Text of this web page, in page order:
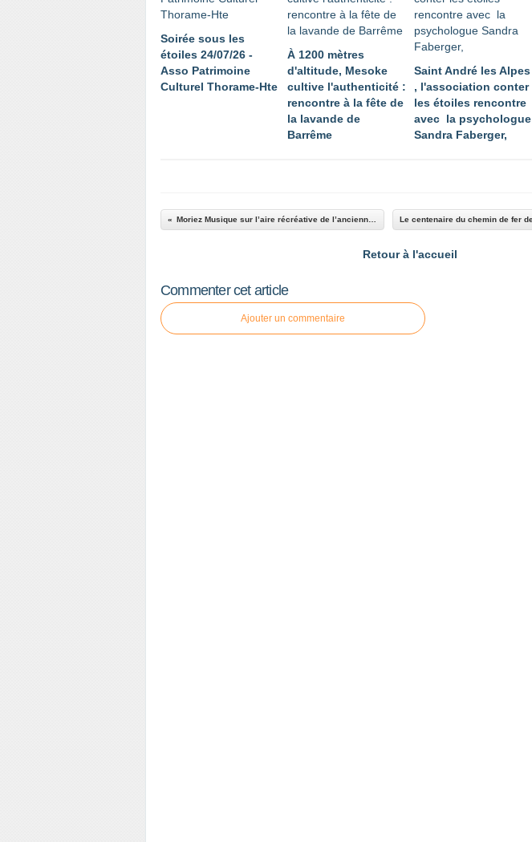
Soirée sous les
étoiles 24/07/26 -
Asso Patrimoine
Culturel Thorame-Hte
À 1200 mètres
d'altitude, Mesoke
cultive l'authenticité :
rencontre à la fête de
la lavande de
Barrême
Saint André les Alpes
, l'association conter
les étoiles rencontre
avec la psychologue
Sandra Faberger,
Retour à l'accueil
Commenter cet article
Ajouter un commentaire